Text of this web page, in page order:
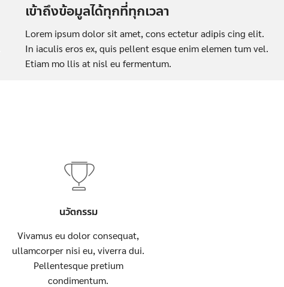
เข้าถึงข้อมูลได้ทุกที่ทุกเวลา
Lorem ipsum dolor sit amet, cons ectetur adipis cing elit.
In iaculis eros ex, quis pellent esque enim elemen tum vel.
Etiam mo llis at nisl eu fermentum.
นวัตกรรม
Vivamus eu dolor consequat,
ullamcorper nisi eu, viverra dui.
Pellentesque pretium
condimentum.